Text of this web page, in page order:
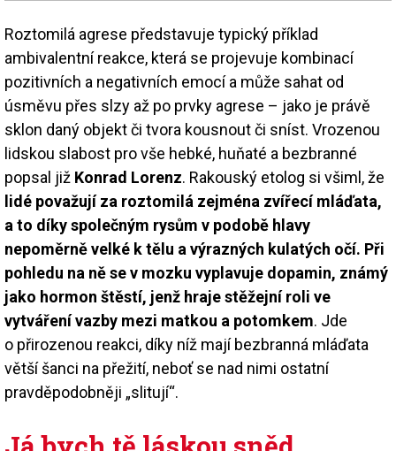
Roztomilá agrese představuje typický příklad
ambivalentní reakce, která se projevuje kombinací
pozitivních a negativních emocí a může sahat od
úsměvu přes slzy až po prvky agrese – jako je právě
sklon daný objekt či tvora kousnout či sníst. Vrozenou
lidskou slabost pro vše hebké, huňaté a bezbranné
popsal již Konrad Lorenz. Rakouský etolog si všiml, že
lidé považují za roztomilá zejména zvířecí mláďata,
a to díky společným rysům v podobě hlavy
nepoměrně velké k tělu a výrazných kulatých očí. Při
pohledu na ně se v mozku vyplavuje dopamin, známý
jako hormon štěstí, jenž hraje stěžejní roli ve
vytváření vazby mezi matkou a potomkem. Jde
o přirozenou reakci, díky níž mají bezbranná mláďata
větší šanci na přežití, neboť se nad nimi ostatní
pravděpodobněji „slitují“.